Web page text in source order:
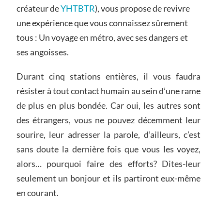
créateur deYHTBTR), vous propose de revivre
une expérience que vous connaissez sûrement
tous : Un voyage en métro, avec ses dangers et
ses angoisses.
Durant cinq stations entières, il vous faudra
résister à tout contact humain au sein d’une rame
de plus en plus bondée. Car oui, les autres sont
des étrangers, vous ne pouvez décemment leur
sourire, leur adresser la parole, d’ailleurs, c’est
sans doute la dernière fois que vous les voyez,
alors… pourquoi faire des efforts? Dites-leur
seulement un bonjour et ils partiront eux-même
en courant.